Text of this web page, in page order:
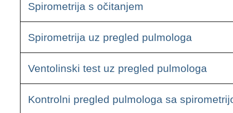
Spirometrija s očitanjem
Spirometrija uz pregled pulmologa
Ventolinski test uz pregled pulmologa
Kontrolni pregled pulmologa sa